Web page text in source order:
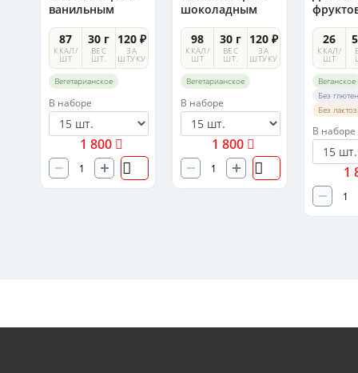
ванильным
кремом
87
ККАЛ/
ШТ
30 г
ВЕС
ШТ.
120 ₽
ЗА
ШТУКУ
Вегетарианское
В наборе
1 800
шоколадным
кремом
98
ККАЛ/
ШТ
30 г
ВЕС
ШТ.
120 ₽
ЗА
ШТУКУ
Вегетарианское
В наборе
1 800
26
ККАЛ/
ШТ
Веганское
Без
Без
В наборе
1